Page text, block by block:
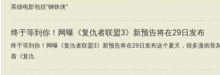
英雄电影包括“钢铁侠”
终于等到你！网曝《复仇者联盟3》新预告将在29日发布
终于等到你！网曝《复仇者联盟3》新预告将在29日发布这个夏天，很多漫画骨
着《复仇